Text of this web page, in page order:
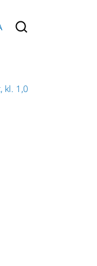
kl. 1,0